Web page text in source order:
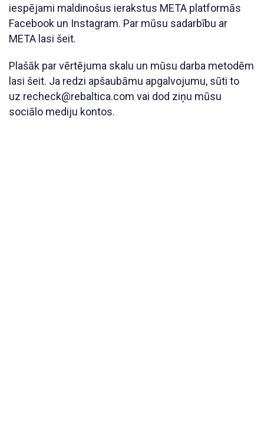
iespējami maldinošus ierakstus META platformās
Facebook un Instagram. Par mūsu sadarbību ar
META lasi šeit.
Plašāk par vērtējuma skalu un mūsu darba metodēm
lasi šeit. Ja redzi apšaubāmu apgalvojumu, sūti to
uz recheck@rebaltica.com vai dod ziņu mūsu
sociālo mediju kontos.